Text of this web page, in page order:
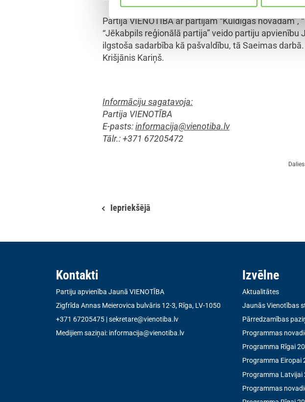
Partija VIENOTĪBA ar partijām “Kuldīgas
“Jēkabpils reģionālā partija” veido partiju apvienību
ilgstoša sadarbība kā pašvaldību, tā Saeimas
Krišjānis Kariņš.
Informāciju sagatavoja:
Partija VIENOTĪBA
E-pasts:informacija@vienotiba.lv
Tālr.: +371 67205472
Iepriekšējā
Kontakti
Partiju apvienība Jaunā VIENOTĪBA
Zigfrīda Annas Meierovica bulvāris 12-3, Rīga, LV-1050
+371 67205475 |sekretare@vienotiba.lv
Medijiem saziņai: informacija@vienotiba.lv
Izvēlne
Aktualitātes
Jaunās Vienotības
Pārredzamības
Programmas
Programma Rīgai
Programma Eiropai
Programma Latvijai
Programmas